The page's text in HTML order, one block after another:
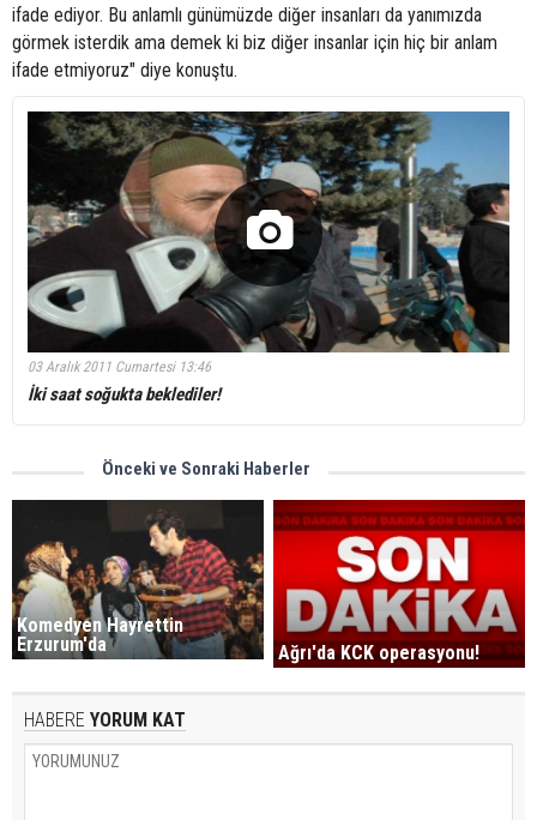
ifade ediyor. Bu anlamlı günümüzde diğer insanları da yanımızda
görmek isterdik ama demek ki biz diğer insanlar için hiç bir anlam
ifade etmiyoruz" diye konuştu.
03 Aralık 2011 Cumartesi 13:46
İki saat soğukta beklediler!
Önceki ve Sonraki Haberler
Komedyen Hayrettin
Erzurum'da
Ağrı'da KCK operasyonu!
HABERE YORUM KAT